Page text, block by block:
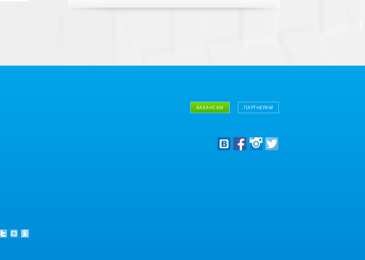
ВАКАНСИИ ПАРТНЕРАМ
Оптовым клиентам